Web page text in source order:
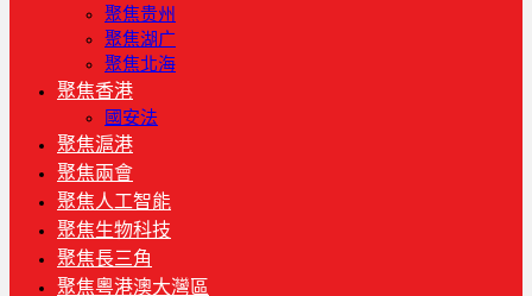
聚焦贵州
聚焦湖广
聚焦北海
聚焦香港
國安法
聚焦滬港
聚焦兩會
聚焦人工智能
聚焦生物科技
聚焦長三角
聚焦粵港澳大灣區